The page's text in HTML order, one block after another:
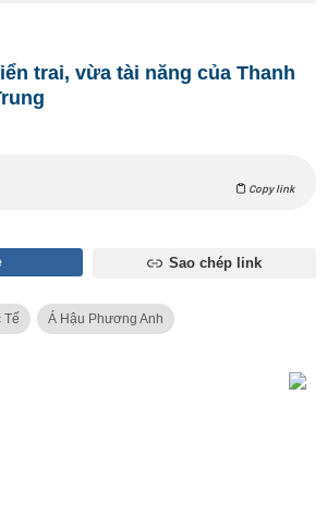
trai, vừa tài năng của Thanh
Copy link
Sao chép link
Tế Á Hậu Phương Anh